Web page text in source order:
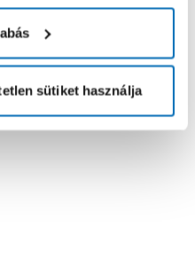
sütiket használja